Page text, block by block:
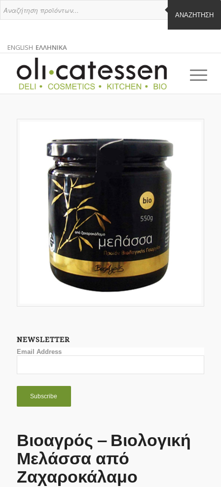
ΑΝΑΖΉΤΗΣΗ
ENGLISH
ΑΓΓΛΙΚΑ
ΕΛΛΗΝΙΚΑ
ΕΛΛΗΝΙΚΑ
EL
NEWSLETTER
Email Address
Βιοαγρός – Βιολογική
Μελάσσα από
Ζαχαροκάλαμο